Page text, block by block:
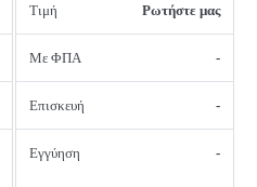
Τιμή Ρωτήστε μας
Με ΦΠΑ -
Επισκευή -
Εγγύηση -